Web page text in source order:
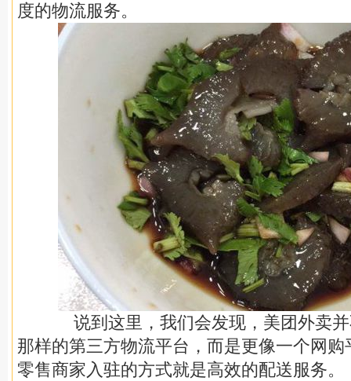
度的物流服务。
说到这里，我们会发现，美团外卖并
那样的第三方物流平台，而是更像一个网
零售商家入驻的方式就是高效的配送服务。